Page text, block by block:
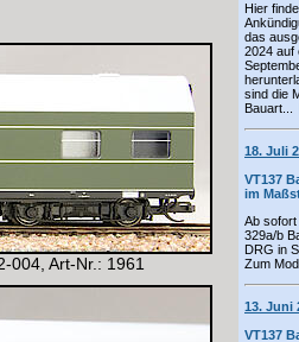
Hier
das
2024 auf
sind die
Bauart...
18. Juli
VT137
im
Ab
329a/b
DRG in
Zum
13. Juni
VT137
004, Art-Nr.: 1961